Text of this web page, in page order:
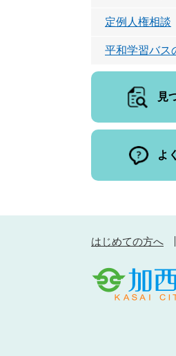
定例人権相談
平和学習バス
見
よ
はじめての方へ